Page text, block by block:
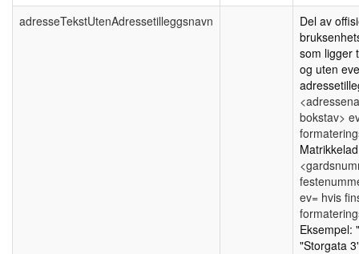
adresseTekstUtenAdressetilleggsnavn
Del av
som ligger
og uten
bokstav>
ev= hvis
Eksempel:
"Storgata